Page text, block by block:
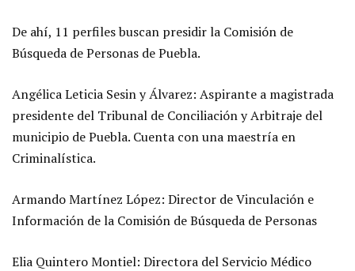
De ahí, 11 perfiles buscan presidir la Comisión de
Búsqueda de Personas de Puebla.
Angélica Leticia Sesin y Álvarez: Aspirante a magistrada
presidente del Tribunal de Conciliación y Arbitraje del
municipio de Puebla. Cuenta con una maestría en
Criminalística.
Armando Martínez López: Director de Vinculación e
Información de la Comisión de Búsqueda de Personas
Elia Quintero Montiel: Directora del Servicio Médico